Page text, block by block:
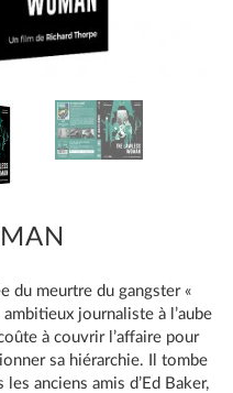
du meurtre du gangster «
journaliste à l’aube
à couvrir l’affaire pour
sa hiérarchie. Il tombe
anciens amis d’Ed Baker,